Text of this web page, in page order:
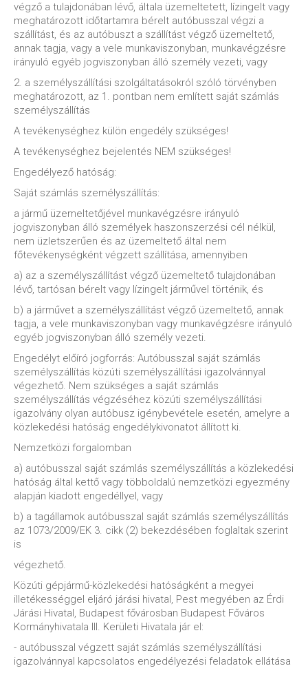
végző a tulajdonában lévő, általa üzemeltetett, lízingelt vagy
meghatározott időtartamra bérelt autóbusszal végzi a
szállítást, és az autóbuszt a szállítást végző üzemeltető,
annak tagja, vagy a vele munkaviszonyban, munkavégzésre
irányuló egyéb jogviszonyban álló személy vezeti, vagy
2. a személyszállítási szolgáltatásokról szóló törvényben
meghatározott, az 1. pontban nem említett saját számlás
személyszállítás
A tevékenységhez külön engedély szükséges!
A tevékenységhez bejelentés NEM szükséges!
Engedélyező hatóság:
Saját számlás személyszállítás:
a jármű üzemeltetőjével munkavégzésre irányuló
jogviszonyban álló személyek haszonszerzési cél nélkül,
nem üzletszerűen és az üzemeltető által nem
főtevékenységként végzett szállítása, amennyiben
a) az a személyszállítást végző üzemeltető tulajdonában
lévő, tartósan bérelt vagy lízingelt járművel történik, és
b) a járművet a személyszállítást végző üzemeltető, annak
tagja, a vele munkaviszonyban vagy munkavégzésre irányuló
egyéb jogviszonyban álló személy vezeti.
Engedélyt előíró jogforrás: Autóbusszal saját számlás
személyszállítás közúti személyszállítási igazolvánnyal
végezhető. Nem szükséges a saját számlás
személyszállítás végzéséhez közúti személyszállítási
igazolvány olyan autóbusz igénybevétele esetén, amelyre a
közlekedési hatóság engedélykivonatot állított ki.
Nemzetközi forgalomban
a) autóbusszal saját számlás személyszállítás a közlekedési
hatóság által kettő vagy többoldalú nemzetközi egyezmény
alapján kiadott engedéllyel, vagy
b) a tagállamok autóbusszal saját számlás személyszállítás
az 1073/2009/EK 3. cikk (2) bekezdésében foglaltak szerint
is
végezhető.
Közúti gépjármű-közlekedési hatóságként a megyei
illetékességgel eljáró járási hivatal, Pest megyében az Érdi
Járási Hivatal, Budapest fővárosban Budapest Főváros
Kormányhivatala III. Kerületi Hivatala jár el:
- autóbusszal végzett saját számlás személyszállítási
igazolvánnyal kapcsolatos engedélyezési feladatok ellátása